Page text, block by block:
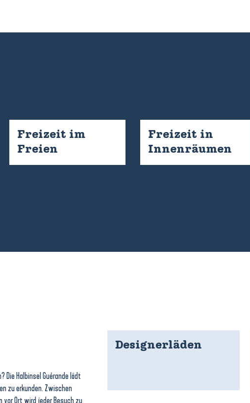
Freizeit im
Freien
Freizeit in
Innenräumen
Die Halbinsel Guérande lädt
zu erkunden. Zwischen
Ort wird jeder Besuch zu
Designerläden